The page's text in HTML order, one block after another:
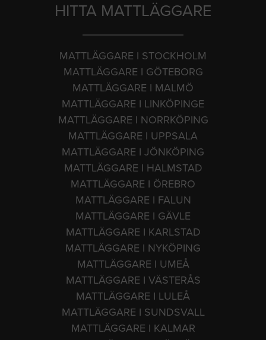
HITTA MATTLÄGGARE
MATTLÄGGARE I STOCKHOLM
MATTLÄGGARE I GÖTEBORG
MATTLÄGGARE I MALMÖ
MATTLÄGGARE I LINKÖPINGE
MATTLÄGGARE I NORRKÖPING
MATTLÄGGARE I UPPSALA
MATTLÄGGARE I JÖNKÖPING
MATTLÄGGARE I HALMSTAD
MATTLÄGGARE I ÖREBRO
MATTLÄGGARE I FALUN
MATTLÄGGARE I GÄVLE
MATTLÄGGARE I KARLSTAD
MATTLÄGGARE I NYKÖPING
MATTLÄGGARE I UMEÅ
MATTLÄGGARE I VÄSTERÅS
MATTLÄGGARE I LULEÅ
MATTLÄGGARE I SUNDSVALL
MATTLÄGGARE I KALMAR